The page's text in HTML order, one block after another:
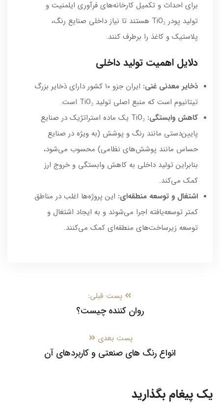
برای احداث و تکمیل کارخانه‌های فرآوری ایلمنیت و
تولید پودر TiO₂ هستند تا نیاز داخلی صنایع رنگ،
پلاستیک و کاغذ را برطرف کنند.
دلایل اهمیت تولید داخلی
ذخایر معدنی غنی:
ایران جزو ۱۰ کشور دارای ذخایر بزرگ
تیتانیوم است که منبع اصلی تولید TiO₂ است.
کاهش وابستگی:
TiO₂ یک ماده استراتژیک در صنایع
پایین‌دستی مانند رنگ و پوشش (به ویژه در صنایع
حساس مانند پوشش‌های نظامی) محسوب می‌شود،
بنابراین تولید داخلی به کاهش وابستگی و خروج ارز
کمک می‌کند.
اشتغال و توسعه منطقه‌ای: این پروژه‌ها اغلب در مناطق
کمتر توسعه‌یافته اجرا می‌شوند و به ایجاد اشتغال و
توسعه زیرساخت‌های منطقه‌ای کمک می‌کنند.
پست قبلی:
روان کننده چیست؟
پست بعدی
انواع رنگ های صنعتی و کاربردهای آن
یک پیغام بگذارید